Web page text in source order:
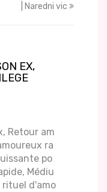
| Naredni vic
EX,
Retour am
ra
po
Médiu
rituel d'amo